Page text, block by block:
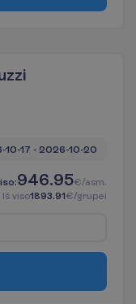
10-17 - 2026-10-20
iso:946.95€/asm.
Iš viso1893.91€/grupei